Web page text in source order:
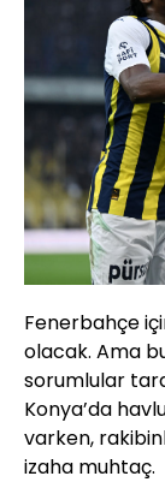
Fenerbahçe
olacak. Ama
sorumlular
Konya’da
varken,
izaha muhtaç.